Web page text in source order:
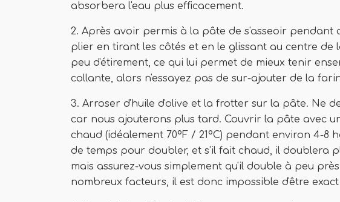
absorbera l'eau plus efficacement.
2. Après avoir permis à la pâte de s'asseoir pendant
plier en tirant les côtés et en le glissant au centre de
peu d'étirement, ce qui lui permet de mieux tenir
collante, alors n'essayez pas de sur-ajouter de la
3. Arroser d'huile d'olive et la frotter sur la pâte. Ne
car nous ajouterons plus tard. Couvrir la pâte avec
chaud (idéalement 70ºF / 21ºC) pendant environ 4-8
de temps pour doubler, et s'il fait chaud, il doublera
mais assurez-vous simplement qu'il double à peu
nombreux facteurs, il est donc impossible d'être